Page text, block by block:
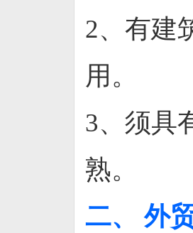
2、有建
用。
3、须具
熟。
二、 外